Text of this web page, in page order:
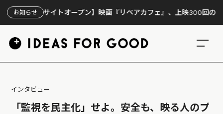
お知らせ
イトオープン】映画『リペアカフェ』、上映300回の先で見えてきた
インタビュー
「監視を民主化」せよ。安全も、映る人のプ